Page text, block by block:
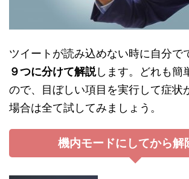
ツイートが読み込めない時に自分で
９つに分けて解説します。どれも簡
ので、目ぼしい項目を実行して症状
場合は全て試してみましょう。
機内モードにしてから解